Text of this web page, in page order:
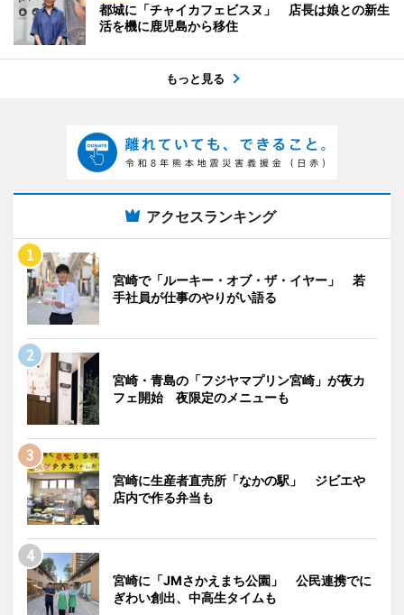
都城に「チャイカフェビスヌ」 店長は娘との新生
活を機に鹿児島から移住
もっと見る
アクセスランキング
宮崎で「ルーキー・オブ・ザ・イヤー」 若
手社員が仕事のやりがい語る
宮崎・青島の「フジヤマプリン宮崎」が夜カ
フェ開始 夜限定のメニューも
宮崎に生産者直売所「なかの駅」 ジビエや
店内で作る弁当も
宮崎に「JMさかえまち公園」 公民連携でに
ぎわい創出、中高生タイムも